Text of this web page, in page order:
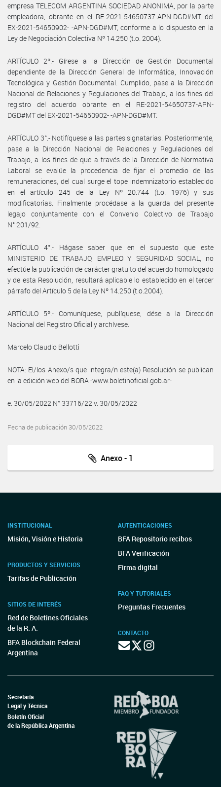
empresa TELECOM ARGENTINA SOCIEDAD ANONIMA, por la parte
empleadora, obrante en el RE-2021-54650737-APN-DGD#MT del
EX-2021-54650902- -APN-DGD#MT, conforme a lo dispuesto en la
Ley de Negociación Colectiva Nº 14.250 (t.o. 2004).
ARTÍCULO 2º.- Gírese a la Dirección de Gestión Documental
dependiente de la Dirección General de Informática, Innovación
Tecnológica y Gestión Documental. Cumplido, pase a la Dirección
Nacional de Relaciones y Regulaciones del Trabajo, a los fines del
registro del acuerdo obrante en el RE-2021-54650737-APN-
DGD#MT del EX-2021-54650902- -APN-DGD#MT.
ARTÍCULO 3°.- Notifíquese a las partes signatarias. Posteriormente,
pase a la Dirección Nacional de Relaciones y Regulaciones del
Trabajo, a los fines de que a través de la Dirección de Normativa
Laboral se evalúe la procedencia de fijar el promedio de las
remuneraciones, del cual surge el tope indemnizatorio establecido
en el artículo 245 de la Ley Nº 20.744 (t.o. 1976) y sus
modificatorias. Finalmente procédase a la guarda del presente
legajo conjuntamente con el Convenio Colectivo de Trabajo
N° 201/92.
ARTÍCULO 4°.- Hágase saber que en el supuesto que este
MINISTERIO DE TRABAJO, EMPLEO Y SEGURIDAD SOCIAL, no
efectúe la publicación de carácter gratuito del acuerdo homologado
y de esta Resolución, resultará aplicable lo establecido en el tercer
párrafo del Artículo 5 de la Ley Nº 14.250 (t.o.2004).
ARTÍCULO 5º.- Comuníquese, publíquese, dése a la Dirección
Nacional del Registro Oficial y archívese.
Marcelo Claudio Bellotti
NOTA: El/los Anexo/s que integra/n este(a) Resolución se publican
en la edición web del BORA -www.boletinoficial.gob.ar-
e. 30/05/2022 N° 33716/22 v. 30/05/2022
Fecha de publicación 30/05/2022
Anexo - 1
INSTITUCIONAL
Misión, Visión e Historia
PRODUCTOS Y SERVICIOS
Tarifas de Publicación
SITIOS DE INTERÉS
Red de Boletines Oficiales
de la R. A.
BFA Blockchain Federal
Argentina
AUTENTICACIONES
BFA Repositorio recibos
BFA Verificación
Firma digital
FAQ Y TUTORIALES
Preguntas Frecuentes
CONTACTO
Secretaría
Legal y Técnica
Boletín Oficial
de la República Argentina